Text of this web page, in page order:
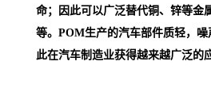
命；因此可以广泛替代铜、锌等金
等。POM生产的汽车部件质轻，
此在汽车制 造业获得越来越广泛的